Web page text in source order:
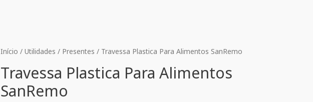
Início / Utilidades / Presentes / Travessa Plastica Para Alimentos SanRemo
Travessa Plastica Para Alimentos
SanRemo